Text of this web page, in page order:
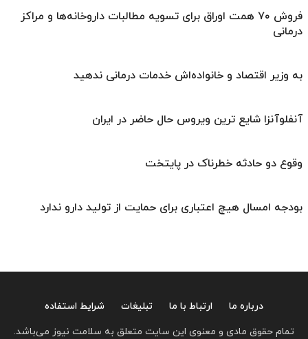
فروش ۷۰ همت اوراق برای تسویه مطالبات داروخانه‌ها و مراکز
درمانی
به وزیر اقتصاد و خانواده‌اش خدمات درمانی ندهید
آنفلوآنزا شایع ترین ویروس حال حاضر در ایران
وقوع دو حادثه خطرناک در پایتخت
بودجه امسال هیچ اعتباری برای حمایت از تولید دارو ندارد
درباره ما ارتباط با ما تبلیغات
شرایط استفاده
تمام حقوق مادی و معنوی این سایت متعلق به سلامت نیوز می‌باشد.